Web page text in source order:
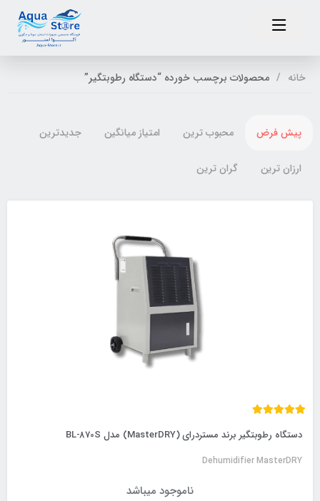
خانه محصولات برچسب خورده “دستگاه رطوبتگیر”
پیش فرض محبوب ترین امتیاز میانگین جدیدترین
ارزان ترین گران ترین
دستگاه رطوبتگیر برند مستردرای (MasterDRY) مدل BL-870S
Dehumidifier MasterDRY
ناموجود میباشد